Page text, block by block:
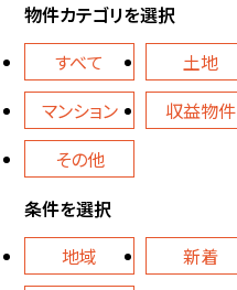
物件カテゴリを選択
すべて
土地
マンション
収益物件
その他
条件を選択
地域
新着